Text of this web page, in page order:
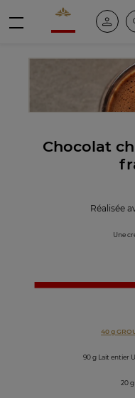
Valrhona - Imaginons
Espace
Chocolat
Réalisée
Une
40 g
90 g Lait entier
20